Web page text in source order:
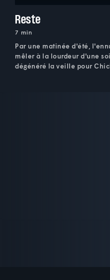
Reste
7 min
Par une matinée d'été,
mêler à la lourdeur d'une
dégénéré la veille pour